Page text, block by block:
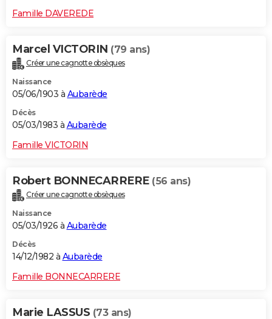
Famille DAVEREDE
Marcel VICTORIN (79 ans)
Créer une cagnotte obsèques
Naissance
05/06/1903 à Aubarède
Décès
05/03/1983 à Aubarède
Famille VICTORIN
Robert BONNECARRERE (56 ans)
Créer une cagnotte obsèques
Naissance
05/03/1926 à Aubarède
Décès
14/12/1982 à Aubarède
Famille BONNECARRERE
Marie LASSUS (73 ans)